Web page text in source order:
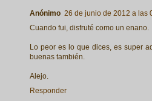
Anónimo 26 de junio de 2012 a las
Cuando fui, disfruté como un enano.
Lo peor es lo que dices, es super
buenas también.
Alejo.
Responder